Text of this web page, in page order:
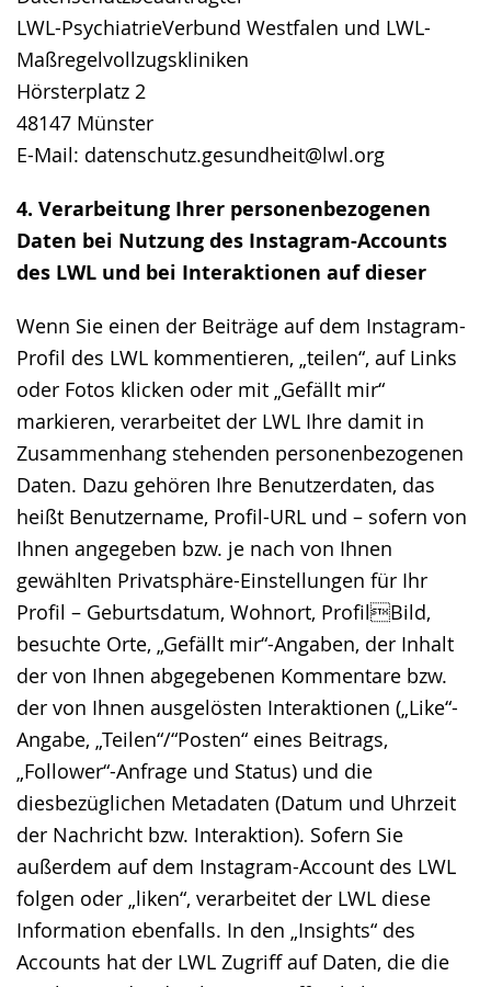
LWL-PsychiatrieVerbund Westfalen und LWL-
Maßregelvollzugskliniken
Hörsterplatz 2
48147 Münster
E-Mail: datenschutz.gesundheit@lwl.org
4. Verarbeitung Ihrer personenbezogenen
Daten bei Nutzung des Instagram-Accounts
des LWL und bei Interaktionen auf dieser
Wenn Sie einen der Beiträge auf dem Instagram-
Profil des LWL kommentieren, „teilen“, auf Links
oder Fotos klicken oder mit „Gefällt mir“
markieren, verarbeitet der LWL Ihre damit in
Zusammenhang stehenden personenbezogenen
Daten. Dazu gehören Ihre Benutzerdaten, das
heißt Benutzername, Profil-URL und – sofern von
Ihnen angegeben bzw. je nach von Ihnen
gewählten Privatsphäre-Einstellungen für Ihr
Profil – Geburtsdatum, Wohnort, ProfilBild,
besuchte Orte, „Gefällt mir“-Angaben, der Inhalt
der von Ihnen abgegebenen Kommentare bzw.
der von Ihnen ausgelösten Interaktionen („Like“-
Angabe, „Teilen“/“Posten“ eines Beitrags,
„Follower“-Anfrage und Status) und die
diesbezüglichen Metadaten (Datum und Uhrzeit
der Nachricht bzw. Interaktion). Sofern Sie
außerdem auf dem Instagram-Account des LWL
folgen oder „liken“, verarbeitet der LWL diese
Information ebenfalls. In den „Insights“ des
Accounts hat der LWL Zugriff auf Daten, die die